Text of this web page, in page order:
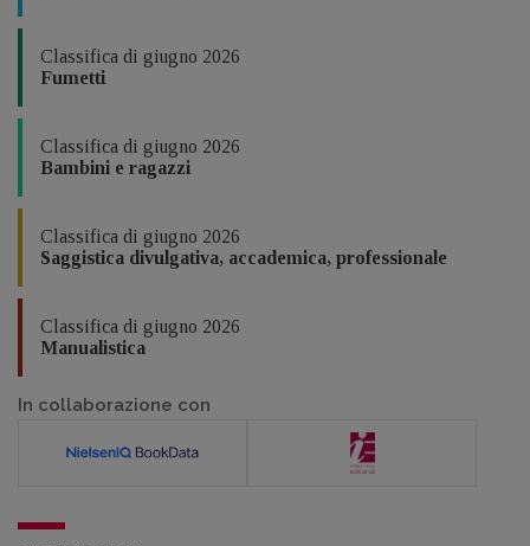
Classifica di giugno 2026
Fumetti
Classifica di giugno 2026
Bambini e ragazzi
Classifica di giugno 2026
Saggistica divulgativa, accademica, professionale
Classifica di giugno 2026
Manualistica
In collaborazione con